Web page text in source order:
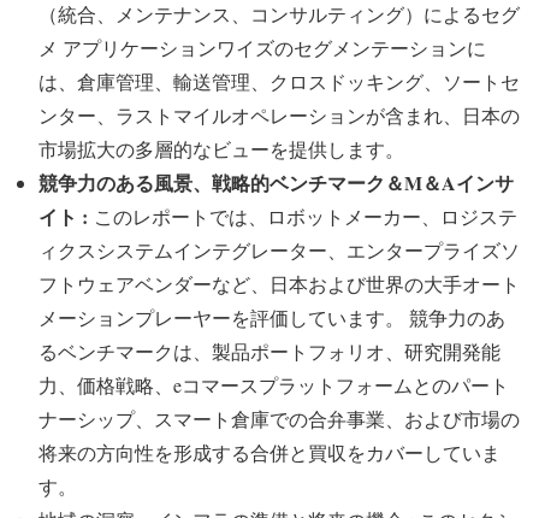
（統合、メンテナンス、コンサルティング）によるセグ
メ アプリケーションワイズのセグメンテーションに
は、倉庫管理、輸送管理、クロスドッキング、ソートセ
ンター、ラストマイルオペレーションが含まれ、日本の
市場拡大の多層的なビューを提供します。
競争力のある風景、戦略的ベンチマーク＆M＆Aインサ
イト : このレポートでは、ロボットメーカー、ロジステ
ィクスシステムインテグレーター、エンタープライズソ
フトウェアベンダーなど、日本および世界の大手オート
メーションプレーヤーを評価しています。 競争力のあ
るベンチマークは、製品ポートフォリオ、研究開発能
力、価格戦略、eコマースプラットフォームとのパート
ナーシップ、スマート倉庫での合弁事業、および市場の
将来の方向性を形成する合併と買収をカバーしていま
す。